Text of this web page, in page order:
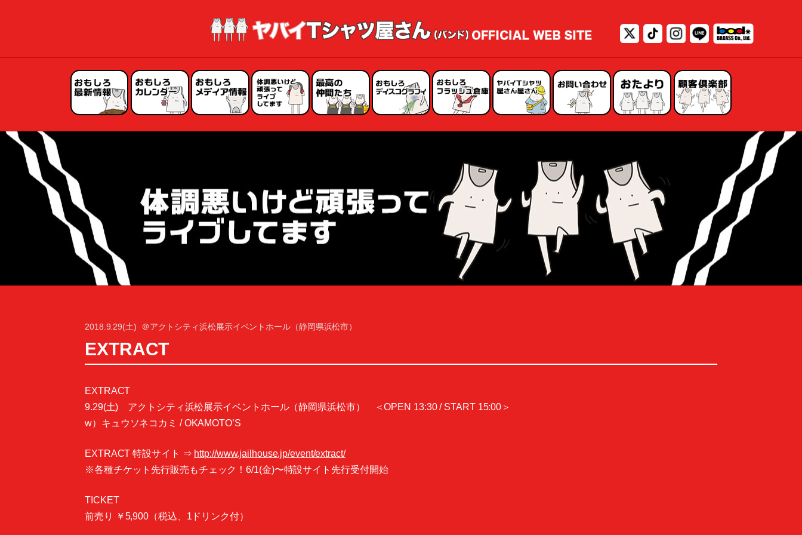
2018.9.29(土) ＠アクトシティ浜松展示イベントホール（静岡県浜松市）
EXTRACT
EXTRACT
9.29(土) アクトシティ浜松展示イベントホール（静岡県浜松市） ＜OPEN 13:30 / START 15:00＞
w）キュウソネコカミ / OKAMOTO’S
EXTRACT 特設サイト ⇒ http://www.jailhouse.jp/event/extract/
※各種チケット先行販売もチェック！6/1(金)〜特設サイト先行受付開始
TICKET
前売り ￥5,900（税込、1ドリンク付）